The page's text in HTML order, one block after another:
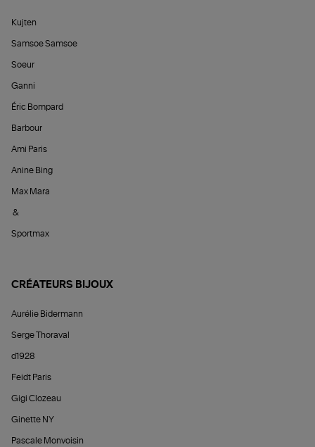
Kujten
Samsoe Samsoe
Soeur
Ganni
Éric Bompard
Barbour
Ami Paris
Anine Bing
Max Mara
&
Sportmax
CRÉATEURS BIJOUX
Aurélie Bidermann
Serge Thoraval
d1928
Feidt Paris
Gigi Clozeau
Ginette NY
Pascale Monvoisin